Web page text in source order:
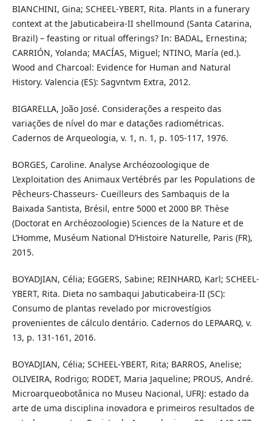
BIANCHINI, Gina; SCHEEL-YBERT, Rita. Plants in a funerary
context at the Jabuticabeira-II shellmound (Santa Catarina,
Brazil) – feasting or ritual offerings? In: BADAL, Ernestina;
CARRIÓN, Yolanda; MACÍAS, Miguel; NTINO, María (ed.).
Wood and Charcoal: Evidence for Human and Natural
History. Valencia (ES): Sagvntvm Extra, 2012.
BIGARELLA, João José. Considerações a respeito das
variações de nível do mar e datações radiométricas.
Cadernos de Arqueologia, v. 1, n. 1, p. 105-117, 1976.
BORGES, Caroline. Analyse Archéozoologique de
L’exploitation des Animaux Vertébrés par les Populations de
Pêcheurs-Chasseurs- Cueilleurs des Sambaquis de la
Baixada Santista, Brésil, entre 5000 et 2000 BP. Thèse
(Doctorat en Archéozoologie) Sciences de la Nature et de
L’Homme, Muséum National D’Histoire Naturelle, Paris (FR),
2015.
BOYADJIAN, Célia; EGGERS, Sabine; REINHARD, Karl; SCHEEL-
YBERT, Rita. Dieta no sambaqui Jabuticabeira-II (SC):
Consumo de plantas revelado por microvestígios
provenientes de cálculo dentário. Cadernos do LEPAARQ, v.
13, p. 131-161, 2016.
BOYADJIAN, Célia; SCHEEL-YBERT, Rita; BARROS, Anelise;
OLIVEIRA, Rodrigo; RODET, Maria Jaqueline; PROUS, André.
Microarqueobotânica no Museu Nacional, UFRJ: estado da
arte de uma disciplina inovadora e primeiros resultados de